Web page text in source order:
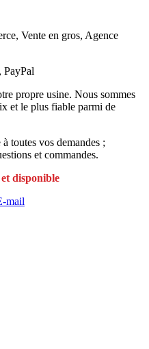
Vente en gros, Agence
PayPal
propre usine. Nous sommes
et le plus fiable parmi de
toutes vos demandes ;
et commandes.
disponible
mail